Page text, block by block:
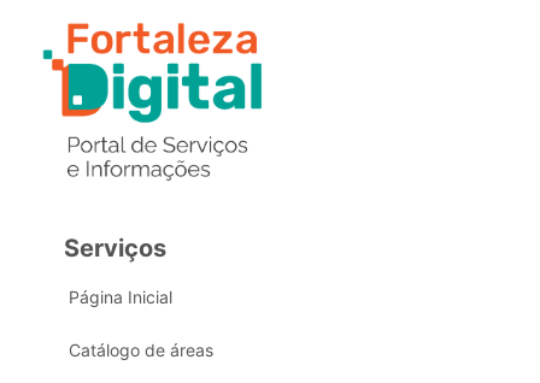
Serviços
Página Inicial
Catálogo de áreas